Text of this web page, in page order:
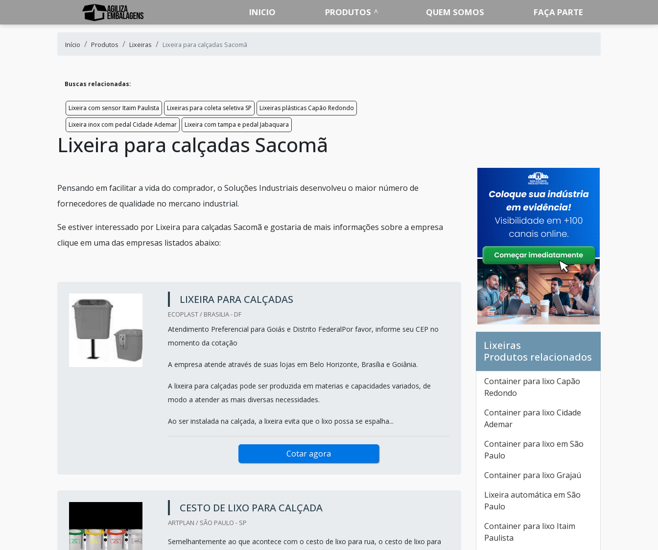
INICIO PRODUTOS QUEM SOMOS FAÇA PARTE
Início Produtos Lixeiras Lixeira para calçadas Sacomã
Buscas relacionadas:
Lixeira com sensor Itaim Paulista Lixeiras para coleta seletiva SP
Lixeiras plásticas Capão Redondo
Lixeira inox com pedal Cidade Ademar
Lixeira com tampa e pedal Jabaquara
Lixeira para calçadas Sacomã
Pensando em facilitar a vida do comprador, o Soluções Industriais desenvolveu o maior número de
fornecedores de qualidade no mercano industrial.
Se estiver interessado por Lixeira para calçadas Sacomã e gostaria de mais informações sobre a empresa
clique em uma das empresas listados abaixo:
LIXEIRA PARA CALÇADAS
ECOPLAST / BRASILIA - DF
Atendimento Preferencial para Goiás e Distrito FederalPor favor, informe seu CEP no
momento da cotação
A empresa atende através de suas lojas em Belo Horizonte, Brasília e Goiânia.
A lixeira para calçadas pode ser produzida em materias e capacidades variados, de
modo a atender as mais diversas necessidades.
Ao ser instalada na calçada, a lixeira evita que o lixo possa se espalha...
Cotar agora
CESTO DE LIXO PARA CALÇADA
ARTPLAN / SÃO PAULO - SP
Semelhantemente ao que acontece com o cesto de lixo para rua, o cesto de lixo para
Lixeiras
Produtos relacionados
Container para lixo Capão
Redondo
Container para lixo Cidade
Ademar
Container para lixo em São
Paulo
Container para lixo Grajaú
Lixeira automática em São
Paulo
Container para lixo Itaim
Paulista